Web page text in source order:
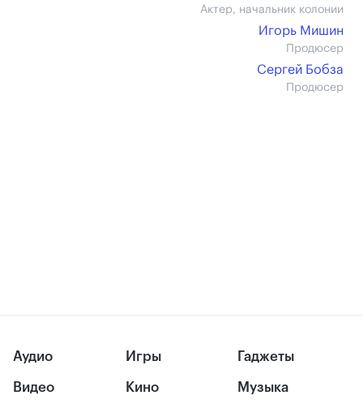
Актер, начальник колонии
Игорь Мишин
Продюсер
Сергей Бобза
Продюсер
Аудио
Видео
Игры
Кино
Гаджеты
Музыка